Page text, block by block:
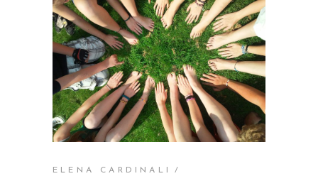
ELENA CARDINALI